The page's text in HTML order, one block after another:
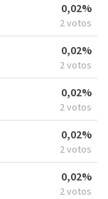
0,02%
2 votos
0,02%
2 votos
0,02%
2 votos
0,02%
2 votos
0,02%
2 votos